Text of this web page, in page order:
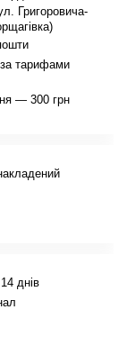
Григоровича-
тарифами
— 300 грн
днів